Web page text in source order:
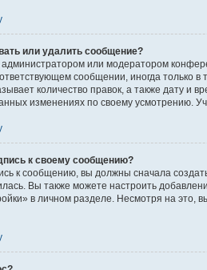
или удалить сообщение?
администратором или модератором
сообщении, иногда только
количество правок, а также дату
изменениях по своему усмотрению.
к своему сообщению?
к сообщению, вы должны сначала
Вы также можете настроить
в личном разделе. Несмотря на